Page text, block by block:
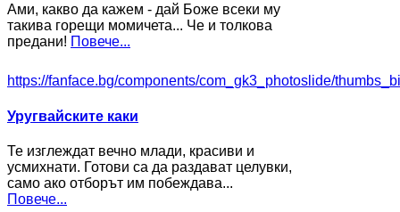
Ами, какво да кажем - дай Боже всеки му
такива горещи момичета... Че и толкова
предани! Повече...
https://fanface.bg/components/com_gk3_photoslide/
Уругвайските каки
Те изглеждат вечно млади, красиви и
усмихнати. Готови са да раздават целувки,
само ако отборът им побеждава...
Повече...